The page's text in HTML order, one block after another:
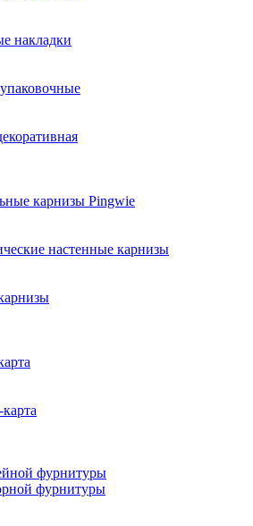
накладки
карнизы Pingwie
настенные карнизы
фурнитуры
фурнитуры